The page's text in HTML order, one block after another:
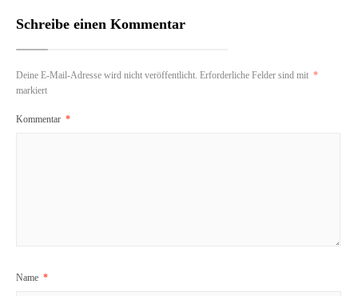
Schreibe einen Kommentar
Deine E-Mail-Adresse wird nicht veröffentlicht. Erforderliche Felder sind mit *
markiert
Kommentar *
Name *